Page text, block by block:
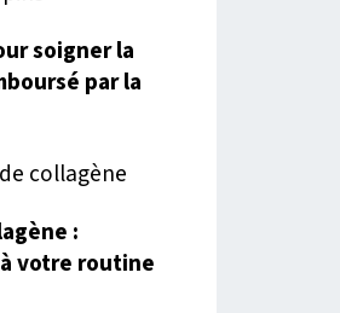
soigner la
par la
:
votre routine